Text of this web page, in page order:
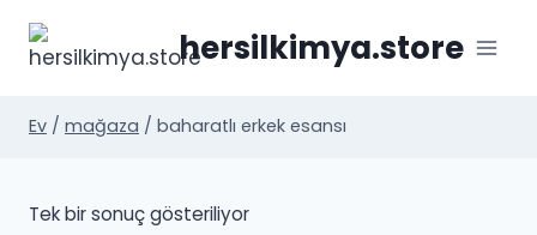
geç
hersilkimya.store
Ev / mağaza / baharatlı erkek esansı
Tek bir sonuç gösteriliyor